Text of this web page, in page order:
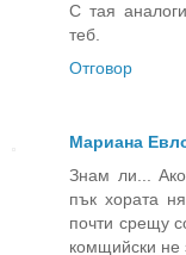
С тая
теб.
Отговор
Мариана
Знам ли...
пък хората
почти срещу
комщийски не